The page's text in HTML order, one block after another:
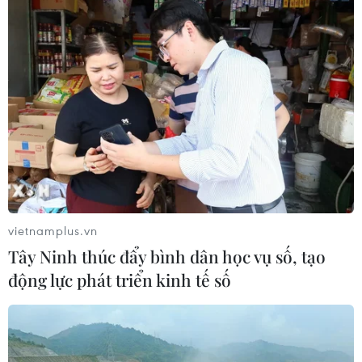
07/08/2026 08:45
86 tuổi vẫn đi lấy mẫu ADN,
gần 80 năm nuôi hy vọng tìm người
cậu liệt sĩ
07/08/2026 08:40
Xe khách lao xuống hố sâu bên
đường, 18 hành khách thoát nạn
07/08/2026 08:39
Tây Ninh cảnh báo giả mạo cơ quan
doanh nghiệp
vietnamplus.vn
Tây Ninh thúc đẩy bình dân học vụ số, tạo
động lực phát triển kinh tế số